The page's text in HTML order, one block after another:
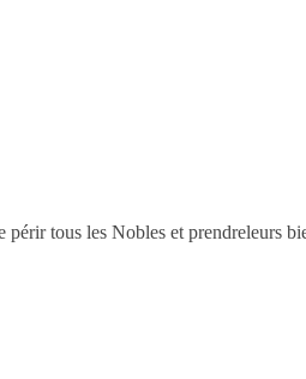
tous les Nobles et prendreleurs